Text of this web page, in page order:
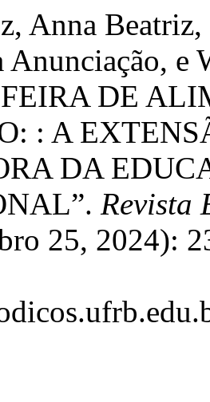
Anna
Anunciação,
DE
: A
DA
Revista
25, 2024):